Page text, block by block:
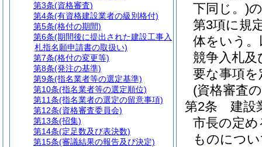
下同じ。)
第3項に規
体をいう
競争入札
要な事項
(資格審査
第2条
建設
市長の定
ものにつ
第3条(資格審査)
第4条(有資格建設業者の級別格付)
第5条(格付の期間)
第6条(期間後に提出された建設工事入
札指名願申請書の取扱い)
第7条(格付の変更等)
第8条(発注の基準)
第9条(指名業者等の選定基準)
第10条(指名業者等の選定順位)
第11条(指名業者の選定の留意事項)
第12条(資格審査委員会)
第13条(招集)
第14条(定足数及び表決数)
第15条(審議結果の報告及び決定)